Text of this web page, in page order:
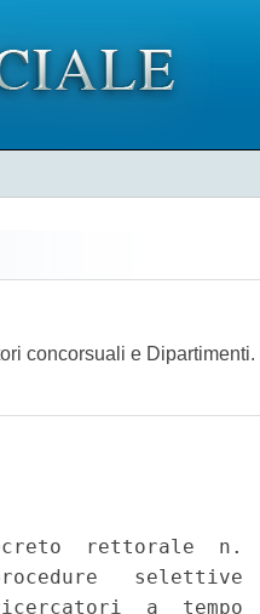
concorsuali e Dipartimenti.